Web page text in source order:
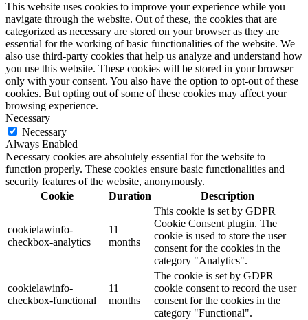
This website uses cookies to improve your experience while you
navigate through the website. Out of these, the cookies that are
categorized as necessary are stored on your browser as they are
essential for the working of basic functionalities of the website. We
also use third-party cookies that help us analyze and understand how
you use this website. These cookies will be stored in your browser
only with your consent. You also have the option to opt-out of these
cookies. But opting out of some of these cookies may affect your
browsing experience.
Necessary
Necessary
Always Enabled
Necessary cookies are absolutely essential for the website to
function properly. These cookies ensure basic functionalities and
security features of the website, anonymously.
Cookie
Duration Description
cookielawinfo-
checkbox-analytics
11
months
This cookie is set by GDPR
Cookie Consent plugin. The
cookie is used to store the user
consent for the cookies in the
category "Analytics".
cookielawinfo-
checkbox-functional
11
months
The cookie is set by GDPR
cookie consent to record the user
consent for the cookies in the
category "Functional".